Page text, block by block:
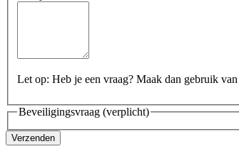
Let op: Heb je een vraag? Maak dan gebruik
Beveiligingsvraag (verplicht)
Verzenden